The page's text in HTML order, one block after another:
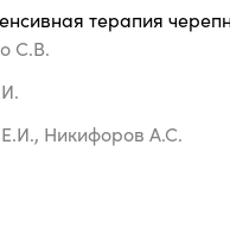
терапия
С.В.
Никифоров А.С.